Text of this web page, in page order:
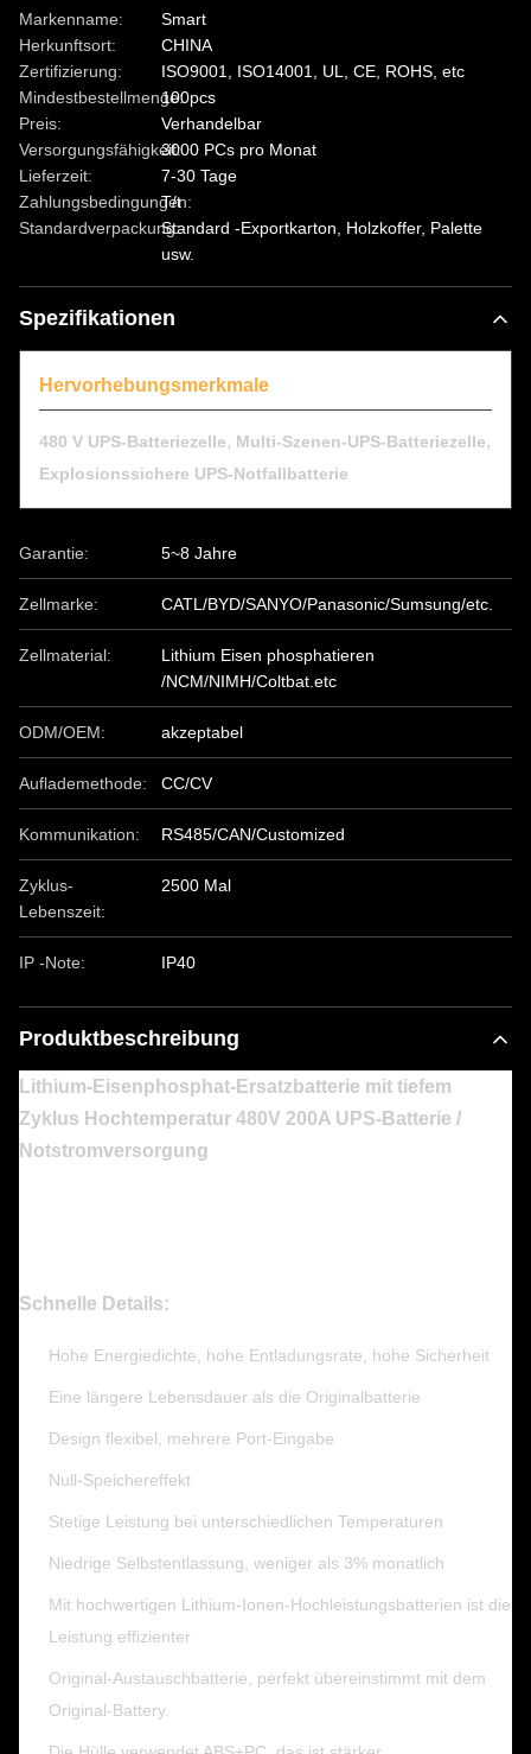
Markenname:
Smart
Herkunftsort:
CHINA
Zertifizierung:
ISO9001, ISO14001, UL, CE, ROHS, etc
Mindestbestellmenge:100pcs
Preis:
Verhandelbar
Versorgungsfähigkeit:3000 PCs pro Monat
Lieferzeit:
7-30 Tage
Zahlungsbedingungen:
T/t
Standardverpackung:Standard -Exportkarton, Holzkoffer, Palette
usw.
Spezifikationen
Hervorhebungsmerkmale
480 V UPS-Batteriezelle, Multi-Szenen-UPS-Batteriezelle,
Explosionssichere UPS-Notfallbatterie
Garantie: 5~8 Jahre
Zellmarke: CATL/BYD/SANYO/Panasonic/Sumsung/etc.
Zellmaterial:
Lithium Eisen phosphatieren
/NCM/NIMH/Coltbat.etc
ODM/OEM: akzeptabel
Auflademethode: CC/CV
Kommunikation: RS485/CAN/Customized
Zyklus-
Lebenszeit:
2500 Mal
IP -Note: IP40
Produktbeschreibung
Lithium-Eisenphosphat-Ersatzbatterie mit tiefem
Zyklus Hochtemperatur 480V 200A UPS-Batterie /
Notstromversorgung
Schnelle Details:
Hohe Energiedichte, hohe Entladungsrate, hohe Sicherheit
Eine längere Lebensdauer als die Originalbatterie
Design flexibel, mehrere Port-Eingabe
Null-Speichereffekt
Stetige Leistung bei unterschiedlichen Temperaturen
Niedrige Selbstentlassung, weniger als 3% monatlich
Mit hochwertigen Lithium-Ionen-Hochleistungsbatterien ist die
Leistung effizienter
Original-Austauschbatterie, perfekt übereinstimmt mit dem
Original-Battery.